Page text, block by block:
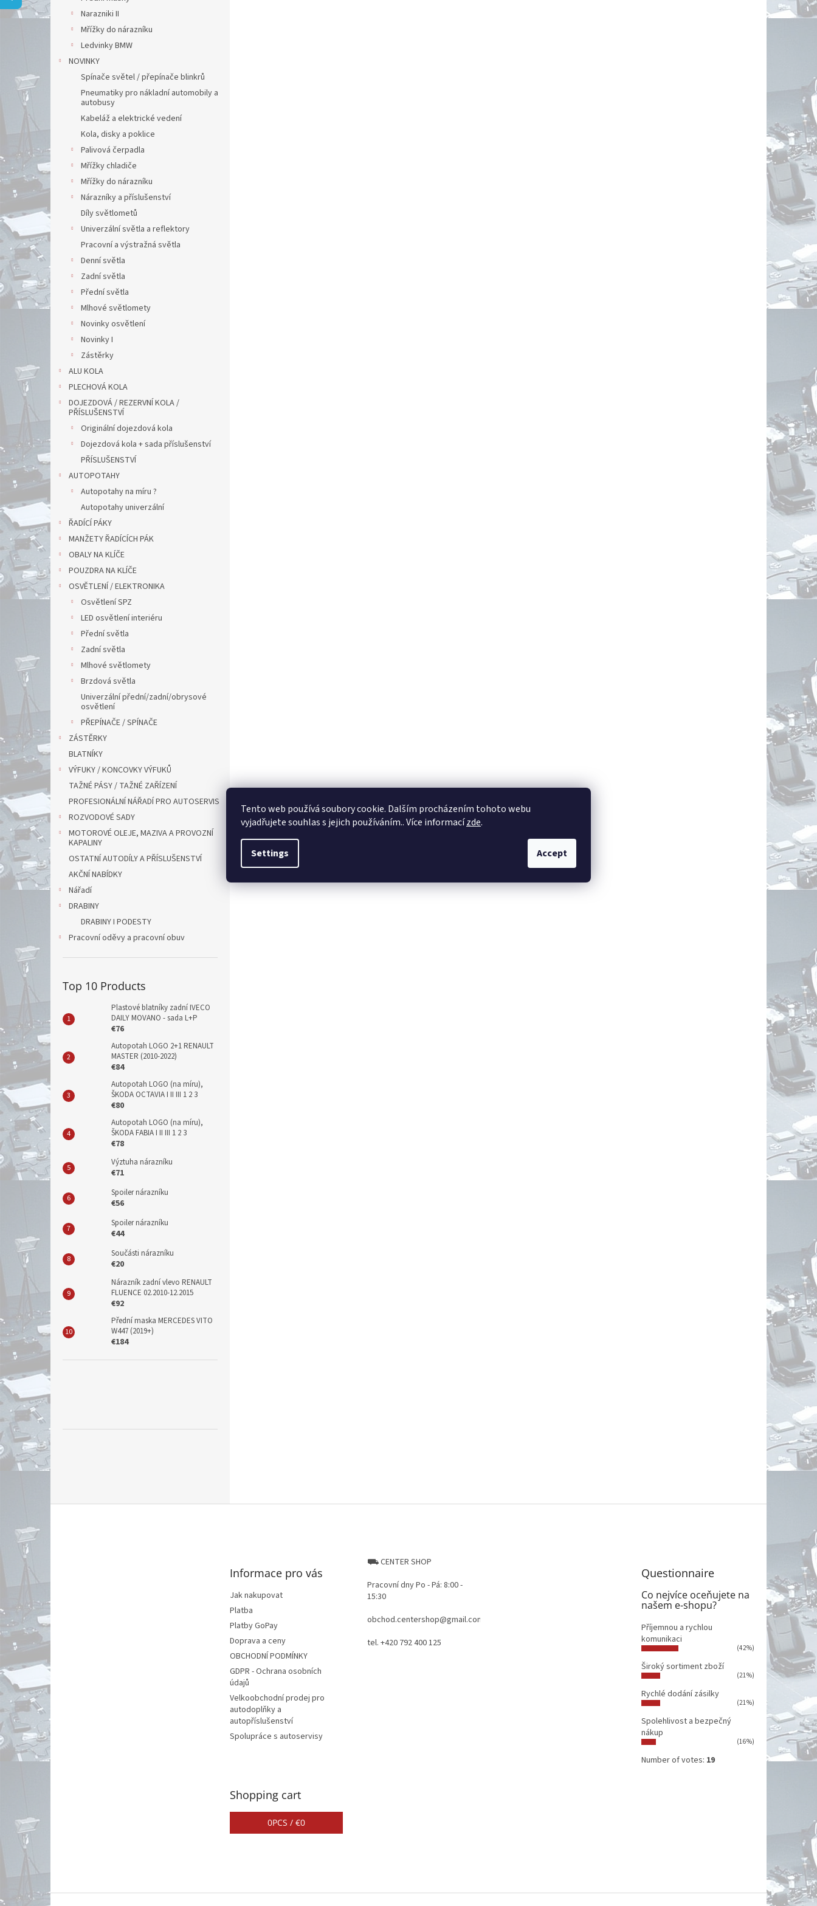
Tento web používá soubory cookie. Dalším procházením tohoto webu
vyjadřujete souhlas s jejich používáním.. Více informacízde.
Settings Accept
Narazniki II
Mřížky do nárazníku
Ledvinky BMW
NOVINKY
Spínače světel / přepínače blinkrů
Pneumatiky pro nákladní automobily a
autobusy
Kabeláž a elektrické vedení
Kola, disky a poklice
Palivová čerpadla
Mřížky chladiče
Mřížky do nárazníku
Nárazníky a příslušenství
Díly světlometů
Univerzální světla a reflektory
Pracovní a výstražná světla
Denní světla
Zadní světla
Přední světla
Mlhové světlomety
Novinky osvětlení
Novinky I
Zástěrky
ALU KOLA
PLECHOVÁ KOLA
DOJEZDOVÁ / REZERVNÍ KOLA /
PŘÍSLUŠENSTVÍ
Originální dojezdová kola
Dojezdová kola + sada příslušenství
PŘÍSLUŠENSTVÍ
AUTOPOTAHY
Autopotahy na míru ?
Autopotahy univerzální
ŘADÍCÍ PÁKY
MANŽETY ŘADÍCÍCH PÁK
OBALY NA KLÍČE
POUZDRA NA KLÍČE
OSVĚTLENÍ / ELEKTRONIKA
Osvětlení SPZ
LED osvětlení interiéru
Přední světla
Zadní světla
Mlhové světlomety
Brzdová světla
Univerzální přední/zadní/obrysové
osvětlení
PŘEPÍNAČE / SPÍNAČE
ZÁSTĚRKY
BLATNÍKY
VÝFUKY / KONCOVKY VÝFUKŮ
TAŽNÉ PÁSY / TAŽNÉ ZAŘÍZENÍ
PROFESIONÁLNÍ NÁŘADÍ PRO AUTOSERVIS
ROZVODOVÉ SADY
MOTOROVÉ OLEJE, MAZIVA A PROVOZNÍ
KAPALINY
OSTATNÍ AUTODÍLY A PŘÍSLUŠENSTVÍ
AKČNÍ NABÍDKY
Nářadí
DRABINY
DRABINY I PODESTY
Pracovní oděvy a pracovní obuv
Top 10 Products
Plastové blatníky zadní IVECO
DAILY MOVANO - sada L+P
€76
Autopotah LOGO 2+1 RENAULT
MASTER (2010-2022)
€84
Autopotah LOGO (na míru),
ŠKODA OCTAVIA I II III 1 2 3
€80
Autopotah LOGO (na míru),
ŠKODA FABIA I II III 1 2 3
€78
Výztuha nárazníku
€71
Spoiler nárazníku
€56
Spoiler nárazníku
€44
Součásti nárazníku
€20
Nárazník zadní vlevo RENAULT
FLUENCE 02.2010-12.2015
€92
Přední maska MERCEDES VITO
W447 (2019+)
€184
Informace pro vás
Jak nakupovat
Platba
Platby GoPay
Doprava a ceny
OBCHODNÍ PODMÍNKY
GDPR - Ochrana osobních
údajů
Velkoobchodní prodej pro
autodoplňky a
autopříslušenství
Spolupráce s autoservisy
⛟ CENTER SHOP
Pracovní dny Po - Pá: 8:00 -
15:30
obchod.centershop@gmail.com
tel. +420 792 400 125
Questionnaire
Co nejvíce oceňujete na
našem e-shopu?
Příjemnou a rychlou
komunikaci
(42%)
Široký sortiment zboží
(21%)
Rychlé dodání zásilky
(21%)
Spolehlivost a bezpečný
nákup
(16%)
Number of votes: 19
Shopping cart
0PCS / €0